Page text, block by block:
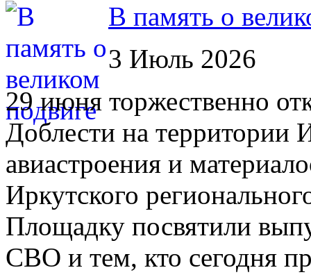
В память о
3 Июль 2026
29 июня торжественно
Доблести на территории
авиастроения и
Иркутского
Площадку посвятили
СВО и тем, кто сегодня